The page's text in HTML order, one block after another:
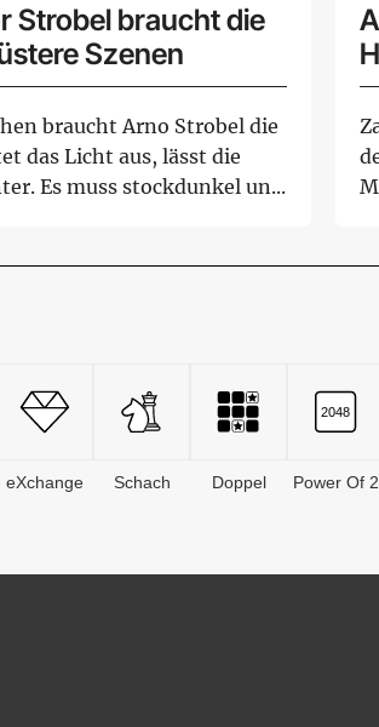
Strobel braucht die
Szenen
braucht Arno Strobel die
das Licht aus, lässt die
Es muss stockdunkel un...
eXchange Schach Doppel Power Of 2